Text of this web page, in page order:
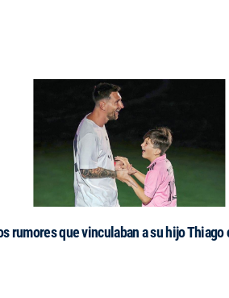
rumores que vinculaban a su hijo Thiago